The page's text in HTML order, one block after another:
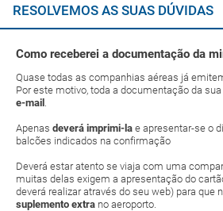
RESOLVEMOS AS SUAS DÚVIDAS
Como receberei a documentação da
Quase todas as companhias aéreas já
Por este motivo, toda a documentação da
e-mail .
Apenas deverá imprimi-la e apresentar-se o
balcões indicados na confirmação
Deverá estar atento se viaja com uma
muitas delas exigem a apresentação do
deverá realizar através do seu web) para que
suplemento extra no aeroporto.